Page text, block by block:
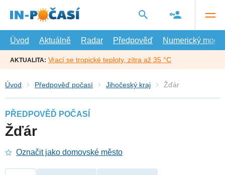
hlavní
Úvod
Aktuálně Radar Předpověď Numerický model
AKTUALITA: Vrací se tropické teploty, zítra až 35 °C
Úvod Předpověď počasí Jihočeský kraj Žďár
PŘEDPOVĚĎ POČASÍ
Žďár
Označit jako domovské město